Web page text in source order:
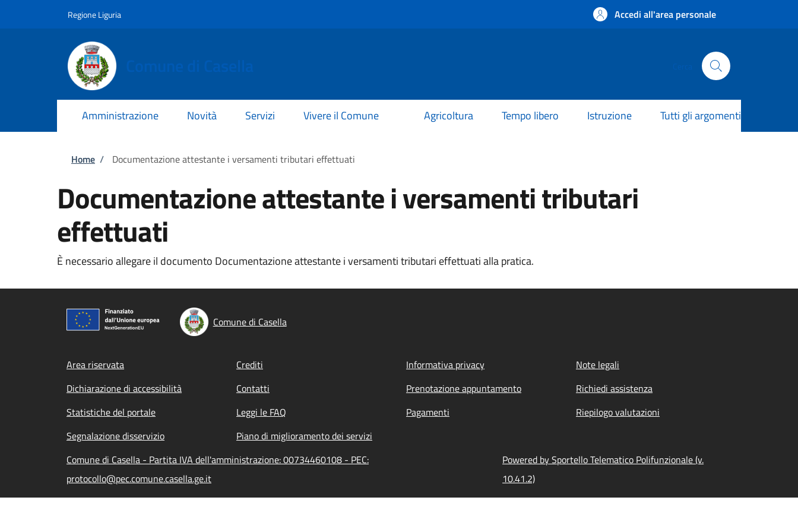
Regione Liguria Accedi all'area personale
Amministrazione Novità Servizi Vivere il Comune Agricoltura Tempo libero Istruzione Tutti gli argomenti
Briciole di pane
Home / Documentazione attestante i versamenti tributari effettuati
Documentazione attestante i versamenti tributari
effettuati
È necessario allegare il documento Documentazione attestante i versamenti tributari effettuati alla pratica.
Comune di Casella
Footer menu
Area riservata Crediti Informativa privacy
Note legali
Dichiarazione di accessibilità
Contatti Prenotazione appuntamento
Richiedi assistenza
Statistiche del portale
Leggi le FAQ Pagamenti
Riepilogo valutazioni
Segnalazione disservizio
Piano di miglioramento dei servizi
Comune di Casella - Partita IVA dell'amministrazione: 00734460108 - PEC:
protocollo@pec.comune.casella.ge.it
Powered by Sportello Telematico Polifunzionale (v.
10.41.2)